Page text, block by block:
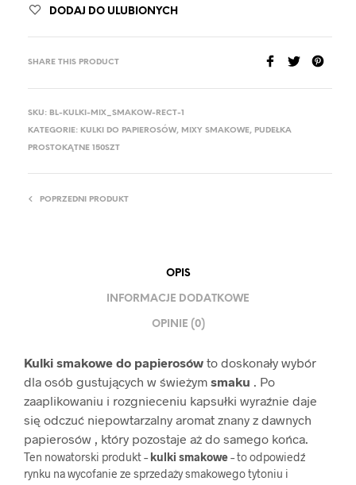
DODAJ DO ULUBIONYCH
SHARE THIS PRODUCT
SKU: BL-KULKI-MIX_SMAKOW-RECT-1
KATEGORIE: KULKI DO PAPIEROSÓW, MIXY SMAKOWE, PUDEŁKA
PROSTOKĄTNE 150SZT
POPRZEDNI PRODUKT
OPIS
INFORMACJE DODATKOWE
OPINIE (0)
Kulki smakowe do papierosów to doskonały wybór
dla osób gustujących w świeżym smaku
. Po
zaaplikowaniu i rozgnieceniu kapsułki wyraźnie daje
się odczuć niepowtarzalny aromat znany z dawnych
papierosów , który pozostaje aż do samego końca.
Ten nowatorski produkt – kulki smakowe– to odpowiedź
rynku na wycofanie ze sprzedaży smakowego tytoniu i